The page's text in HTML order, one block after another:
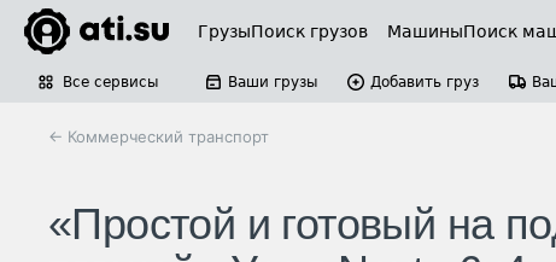
ГрузыПоиск грузов МашиныПоиск
Все сервисы Ваши грузы Добавить груз
← Коммерческий транспорт
«Простой и готовый на